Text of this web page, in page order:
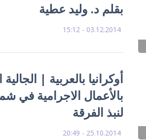
بقلم د. وليد عطية
03.12.2014 - 15:12
أوكرانيا بالعربية |
بالأعمال الاجرامية في
لنبذ الفرقة
25.10.2014 - 20:49